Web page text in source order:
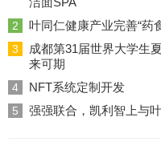
2 叶同仁健康产业完善“药
3
成都第31届世界大学生
来可期
4 NFT系统定制开发
5 强强联合，凯利智上与